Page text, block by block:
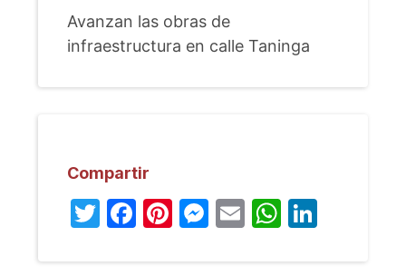
Avanzan las obras de
infraestructura en calle Taninga
Compartir
Twitter
Facebook
Pinterest
Messenger
Email